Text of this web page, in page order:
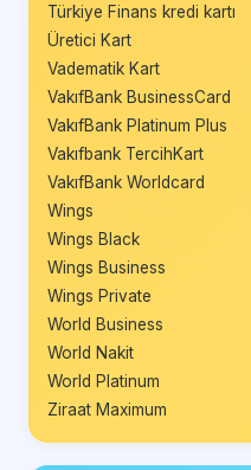
Türkiye Finans kredi kartı
Üretici Kart
Vadematik Kart
VakıfBank BusinessCard
VakıfBank Platinum Plus
Vakıfbank TercihKart
VakıfBank Worldcard
Wings
Wings Black
Wings Business
Wings Private
World Business
World Nakit
World Platinum
Ziraat Maximum